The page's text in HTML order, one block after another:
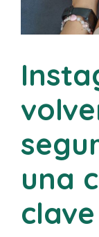
una
clave